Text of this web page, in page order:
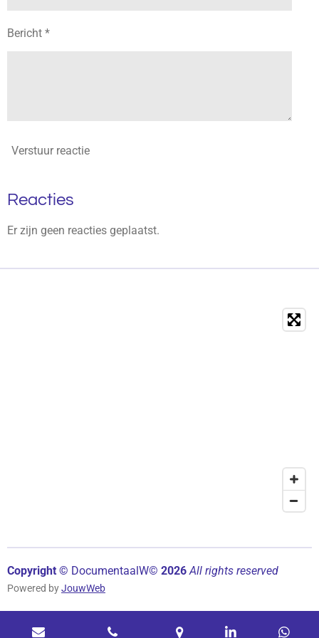
Bericht *
Verstuur reactie
Reacties
Er zijn geen reacties geplaatst.
Copyright © Documentaal W© 2026All rights reserved
Powered byJouwWeb